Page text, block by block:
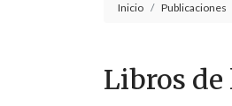
Inicio Publicaciones
Libros